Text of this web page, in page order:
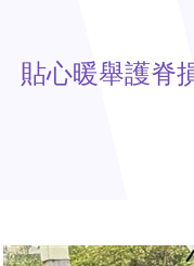
貼心暖舉護脊